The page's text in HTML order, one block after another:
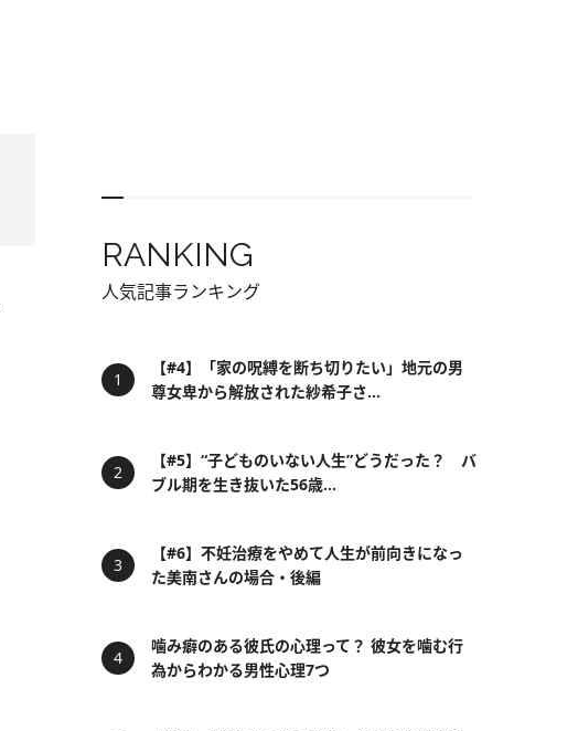
RANKING
人気記事ランキング
【#4】「家の呪縛を断ち切りたい」地元の男
尊女卑から解放された紗希子さ...
【#5】“子どものいない人生”どうだった？ バ
ブル期を生き抜いた56歳...
【#6】不妊治療をやめて人生が前向きになっ
た美南さんの場合・後編
噛み癖のある彼氏の心理って？ 彼女を噛む行
為からわかる男性心理7つ